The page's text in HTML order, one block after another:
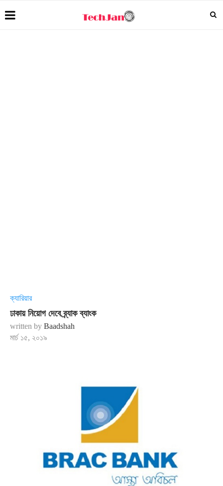
ক্যারিয়ার
ঢাকায় নিয়োগ দেবে ব্র্যাক ব্যাংক
written by Baadshah
মার্চ ১৫, ২০১৯